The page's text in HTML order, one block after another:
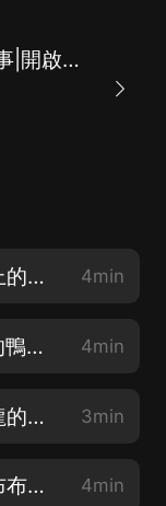
紅房子故事屋|哄睡故事|開啟智慧大門
【紅房子故事屋】228《月亮上的小兔子》（完） 4min
【紅房子故事屋】227《可怕的鴨子戰隊》 4min
【紅房子故事屋】226《霸王龍的腳受傷了》 3min
【紅房子故事屋】225《小狗布布想上天》 4min